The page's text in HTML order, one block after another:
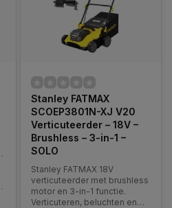
Stanley FATMAX
SCOEP3801N-XJ V20
Verticuteerder – 18V –
Brushless – 3-in-1 –
SOLO
Stanley FATMAX 18V
verticuteerder met brushless
motor en 3-in-1 functie.
Verticuteren, beluchten en